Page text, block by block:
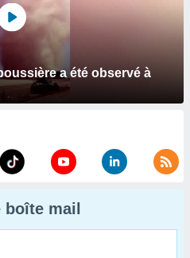
a été observé à
mail